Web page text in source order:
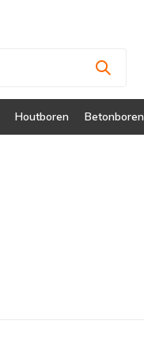
Houtboren Betonboren